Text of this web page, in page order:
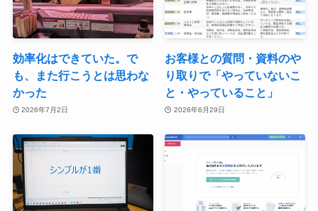
効率化はできていた。で
も、また行こうとは思わな
かった
2026年7月2日
お客様との質問・資料のや
り取りで「やっていないこ
と・やっていること」
2026年6月29日